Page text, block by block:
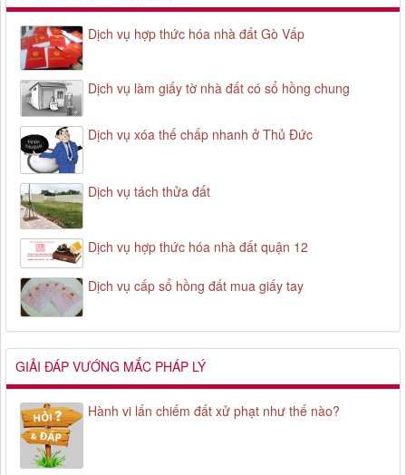
Dịch vụ hợp thức hóa nhà đất Gò Vấp
Dịch vụ làm giấy tờ nhà đất có sổ hồng chung
Dịch vụ xóa thế chấp nhanh ở Thủ Đức
Dịch vụ tách thửa đất
Dịch vụ hợp thức hóa nhà đất quận 12
Dịch vụ cấp sổ hồng đất mua giấy tay
GIẢI ĐÁP VƯỚNG MẮC PHÁP LÝ
Hành vi lấn chiếm đất xử phạt như thế nào?